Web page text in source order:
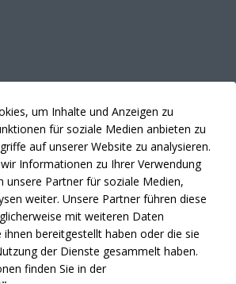
um Inhalte und Anzeigen zu
für soziale Medien anbieten zu
auf unserer Website zu analysieren.
Informationen zu Ihrer Verwendung
unsere Partner für soziale Medien,
weiter. Unsere Partner führen diese
mit weiteren Daten
ihnen bereitgestellt haben oder die sie
der Dienste gesammelt haben.
finden Sie in der